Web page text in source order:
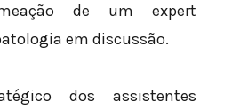
de um expert
em discussão.
dos assistentes